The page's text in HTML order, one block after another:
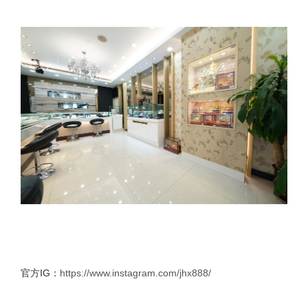
官方IG： https://www.instagram.com/jhx888/